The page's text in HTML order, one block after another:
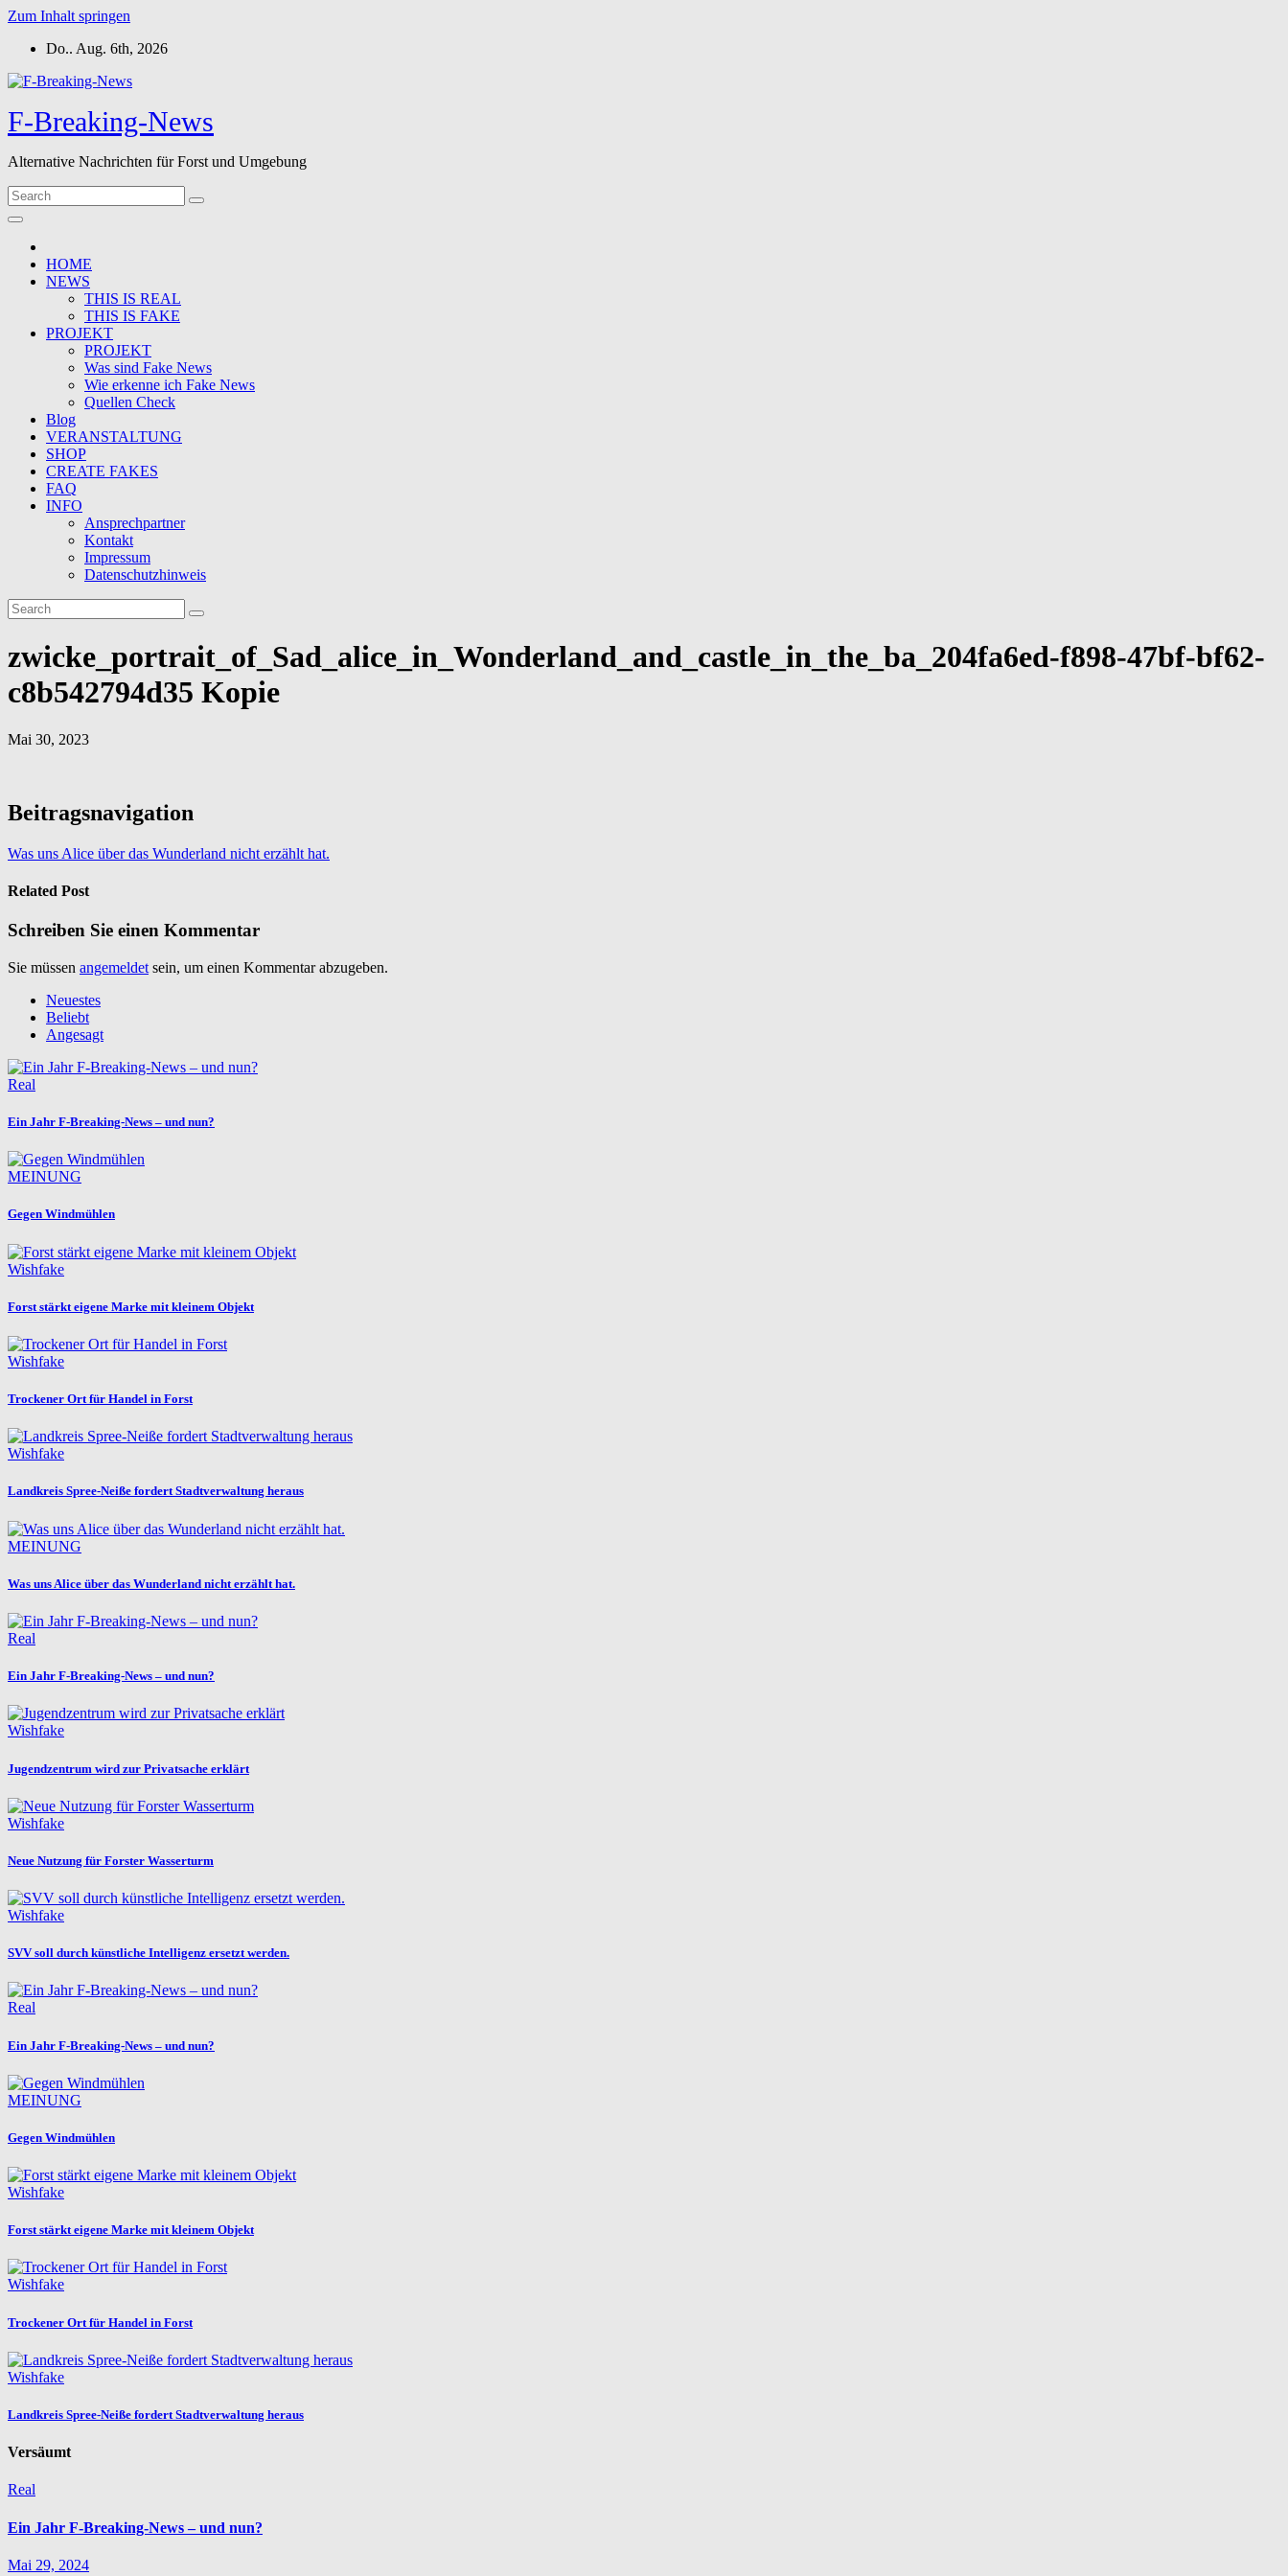
Zum Inhalt springen
Do.. Aug. 6th, 2026
F-Breaking-News
Alternative Nachrichten für Forst und Umgebung
HOME
NEWS
THIS IS REAL
THIS IS FAKE
PROJEKT
PROJEKT
Was sind Fake News
Wie erkenne ich Fake News
Quellen Check
Blog
VERANSTALTUNG
SHOP
CREATE FAKES
FAQ
INFO
Ansprechpartner
Kontakt
Impressum
Datenschutzhinweis
zwicke_portrait_of_Sad_alice_in_Wonderland_and_castle_in_the_ba_204fa6ed-f898-47bf-bf62-
c8b542794d35 Kopie
Mai 30, 2023
Beitragsnavigation
Was uns Alice über das Wunderland nicht erzählt hat.
Related Post
Schreiben Sie einen Kommentar
Sie müssen angemeldet sein, um einen Kommentar abzugeben.
Neuestes
Beliebt
Angesagt
Real
Ein Jahr F-Breaking-News – und nun?
MEINUNG
Gegen Windmühlen
Wishfake
Forst stärkt eigene Marke mit kleinem Objekt
Wishfake
Trockener Ort für Handel in Forst
Wishfake
Landkreis Spree-Neiße fordert Stadtverwaltung heraus
MEINUNG
Was uns Alice über das Wunderland nicht erzählt hat.
Real
Ein Jahr F-Breaking-News – und nun?
Wishfake
Jugendzentrum wird zur Privatsache erklärt
Wishfake
Neue Nutzung für Forster Wasserturm
Wishfake
SVV soll durch künstliche Intelligenz ersetzt werden.
Real
Ein Jahr F-Breaking-News – und nun?
MEINUNG
Gegen Windmühlen
Wishfake
Forst stärkt eigene Marke mit kleinem Objekt
Wishfake
Trockener Ort für Handel in Forst
Wishfake
Landkreis Spree-Neiße fordert Stadtverwaltung heraus
Versäumt
Real
Ein Jahr F-Breaking-News – und nun?
Mai 29, 2024